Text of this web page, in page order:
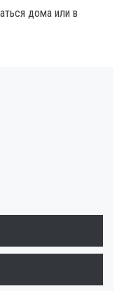
дома или в